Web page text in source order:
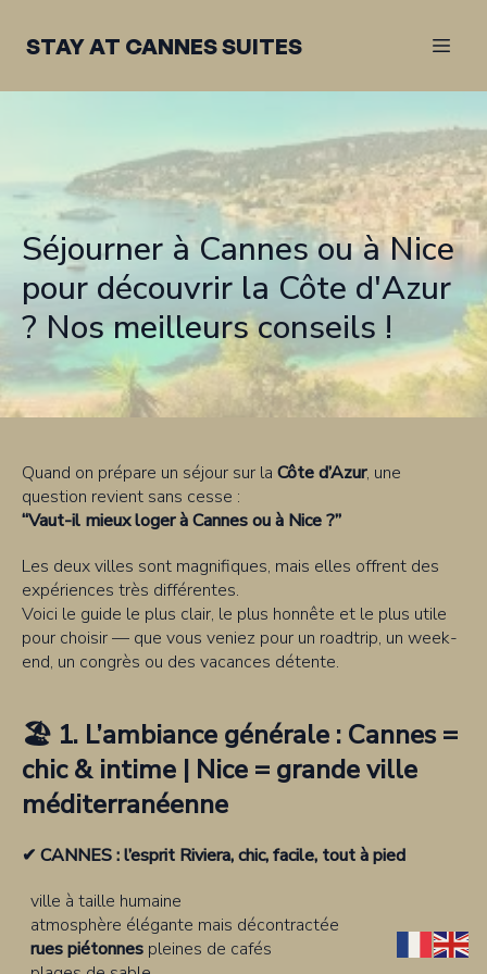
STAY AT CANNES SUITES
Séjourner à Cannes ou à Nice
pour découvrir la Côte d'Azur
? Nos meilleurs conseils !
Quand on prépare un séjour sur la Côte d’Azur, une
question revient sans cesse :
“Vaut-il mieux loger à Cannes ou à Nice ?”
Les deux villes sont magnifiques, mais elles offrent des
expériences très différentes.
Voici le guide le plus clair, le plus honnête et le plus utile
pour choisir — que vous veniez pour un roadtrip, un week-
end, un congrès ou des vacances détente.
🏖️ 1. L’ambiance générale : Cannes =
chic & intime | Nice = grande ville
méditerranéenne
✔ CANNES : l’esprit Riviera, chic, facile, tout à pied
ville à taille humaine
atmosphère élégante mais décontractée
rues piétonnes pleines de cafés